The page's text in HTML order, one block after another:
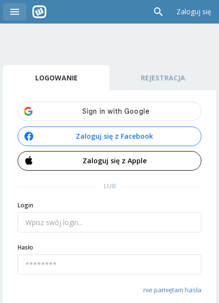
Zaloguj się
LOGOWANIE REJESTRACJA
Zaloguj się z Facebook
Zaloguj się z Apple
LUB
Login
Hasło
nie pamiętam hasła